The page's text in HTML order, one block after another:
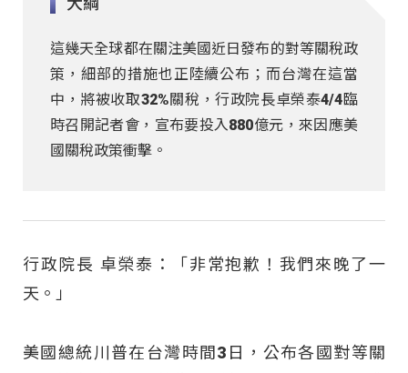
這幾天全球都在關注美國近日發布的對等關稅政
策，細部的措施也正陸續公布；而台灣在這當
中，將被收取32%關稅，行政院長卓榮泰4/4臨
時召開記者會，宣布要投入880億元，來因應美
國關稅政策衝擊。
行政院長 卓榮泰：「非常抱歉！我們來晚了一
天。」
美國總統川普在台灣時間3日，公布各國對等關